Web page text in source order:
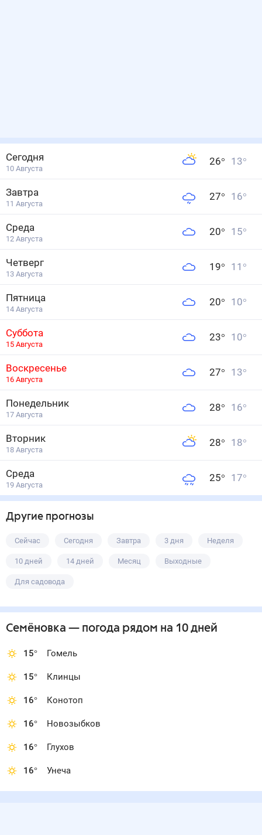
Сегодня
10 Августа
26° 13°
Завтра
11 Августа
27° 16°
Среда
12 Августа
20° 15°
Четверг
13 Августа
19° 11 °
Пятница
14 Августа
20° 10°
Суббота
15 Августа
23° 10°
Воскресенье
16 Августа
27° 13°
Понедельник
17 Августа
28° 16°
Вторник
18 Августа
28° 18°
Среда
19 Августа
25° 17°
Другие прогнозы
Сейчас Сегодня Завтра 3 дня Неделя
10 дней 14 дней Месяц Выходные
Для садовода
Семёновка — погода рядом на 10 дней
15° Гомель
15° Клинцы
16° Конотоп
16° Новозыбков
16° Глухов
16° Унеча